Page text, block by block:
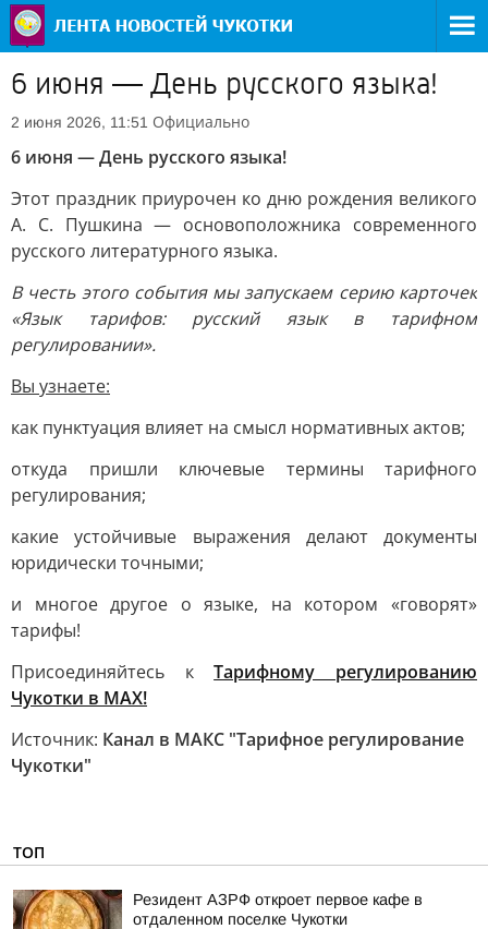
6 июня — День русского языка!
2 июня 2026, 11:51 Официально
6 июня — День русского языка!
Этот праздник приурочен ко дню рождения великого
А. С. Пушкина — основоположника современного
русского литературного языка.
В честь этого события мы запускаем серию карточек
«Язык тарифов: русский язык в тарифном
регулировании».
Вы узнаете:
как пунктуация влияет на смысл нормативных актов;
откуда пришли ключевые термины тарифного
регулирования;
какие устойчивые выражения делают документы
юридически точными;
и многое другое о языке, на котором «говорят»
тарифы!
Присоединяйтесь кТарифному регулированию
Чукотки в МАХ!
Источник: Канал в МАКС "Тарифное регулирование
Чукотки"
ТОП
Резидент АЗРФ откроет первое кафе в
отдаленном поселке Чукотки